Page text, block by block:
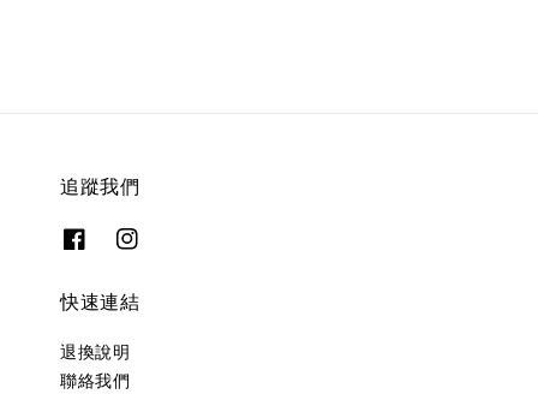
追蹤我們
快速連結
退換說明
聯絡我們